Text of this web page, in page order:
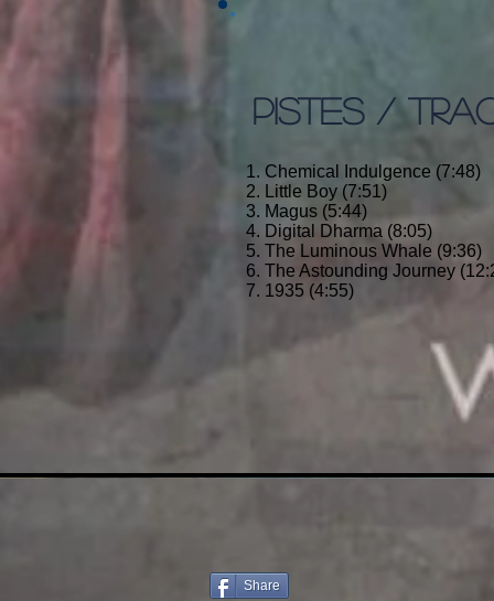
1. Chemical Indulgence (7:48)
2. Little Boy (7:51)
3. Magus (5:44)
4. Digital Dharma (8:05)
5. The Luminous Whale (9:36)
6. The Astounding Journey
7. 1935 (4:55)
PISTES /
Share